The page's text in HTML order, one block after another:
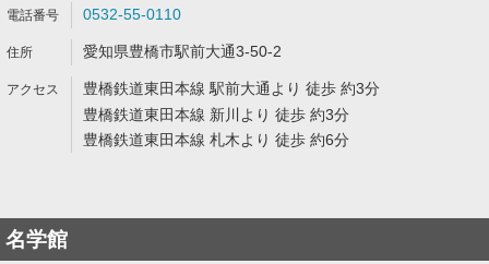
0532-55-0110
愛知県豊橋市駅前大通3-50-2
豊橋鉄道東田本線 駅前大通より 徒歩 約3分
豊橋鉄道東田本線 新川より 徒歩 約3分
豊橋鉄道東田本線 札木より 徒歩 約6分
名学館